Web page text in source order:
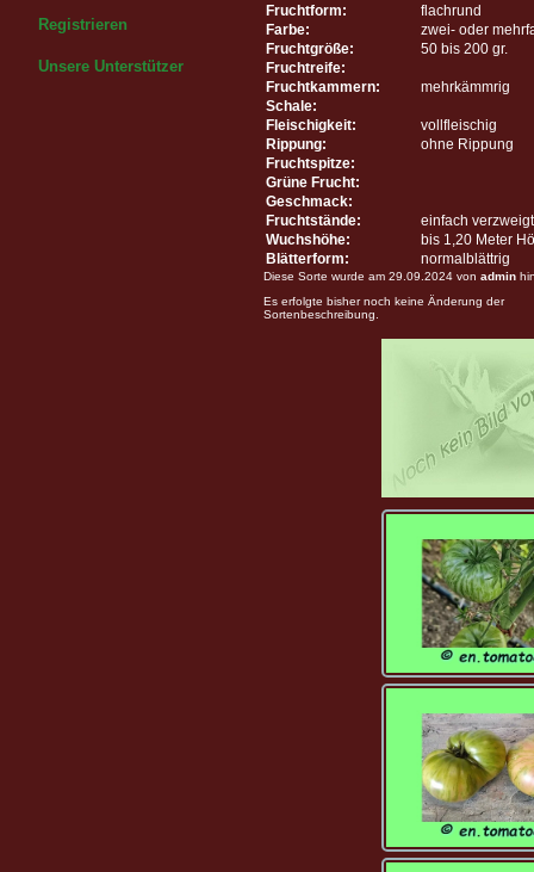
Registrieren
Unsere Unterstützer
Fruchtform:
flachrund
Farbe:
zwei- oder
Fruchtgröße:
50 bis 200 gr.
Fruchtreife:
Fruchtkammern:
mehrkämmrig
Schale:
Fleischigkeit:
vollfleischig
Rippung:
ohne Rippung
Fruchtspitze:
Grüne Frucht:
Geschmack:
Fruchtstände:
einfach verzweigt
Wuchshöhe:
bis 1,20 Meter
Blätterform:
normalblättrig
Diese Sorte wurde am 29.09.2024 von admin
Es erfolgte bisher noch keine Änderung der
Sortenbeschreibung.